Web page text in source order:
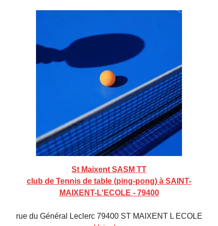
St Maixent SASM TT
club de Tennis de table (ping-pong) à SAINT-
MAIXENT-L'ECOLE - 79400
rue du Général Leclerc 79400 ST MAIXENT L ECOLE